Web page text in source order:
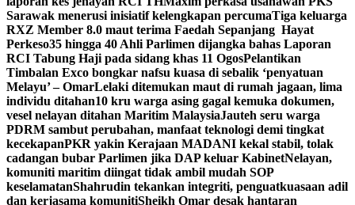
Sarawak menerusi inisiatif kelengkapan percumaTiga keluarga
RXZ Member 8.0 maut terima Faedah Sepanjang Hayat
Perkeso35 hingga 40 Ahli Parlimen dijangka bahas Laporan
RCI Tabung Haji pada sidang khas 11 OgosPelantikan
Timbalan Exco bongkar nafsu kuasa di sebalik ‘penyatuan
Melayu’ – OmarLelaki ditemukan maut di rumah jagaan, lima
individu ditahan10 kru warga asing gagal kemuka dokumen,
vesel nelayan ditahan Maritim MalaysiaJauteh seru warga
PDRM sambut perubahan, manfaat teknologi demi tingkat
kecekapanPKR yakin Kerajaan MADANI kekal stabil, tolak
cadangan bubar Parlimen jika DAP keluar KabinetNelayan,
komuniti maritim diingat tidak ambil mudah SOP
keselamatanShahrudin tekankan integriti, penguatkuasaan adil
dan kerjasama komunitiSheikh Omar desak hantaran